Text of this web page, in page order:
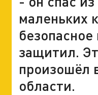
маленьких
защитил.
произошёл
области.